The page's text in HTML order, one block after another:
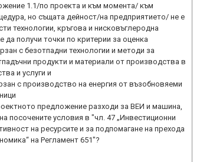
1.1/по проекта и към момента/ към
но същата дейност/на предприятието/ не е
технологии, кръгова и нисковъглеродна
получи точки по критерии за оценка
с безотпадни технологии и методи за
продукти и материали от производства в
и услуги и
с производство на енергия от възобновяеми
предложение разходи за ВЕИ и машина,
посочените условия в "чл. 47 „Инвестиционни
на ресурсите и за подпомагане на прехода
на Регламент 651"?